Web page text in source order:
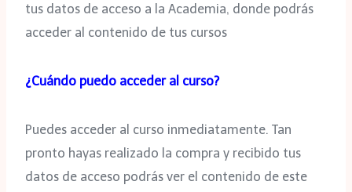
tus datos de acceso a la Academia, donde podrás
acceder al contenido de tus cursos
¿Cuándo puedo acceder al curso?
Puedes acceder al curso inmediatamente. Tan
pronto hayas realizado la compra y recibido tus
datos de acceso podrás ver el contenido de este